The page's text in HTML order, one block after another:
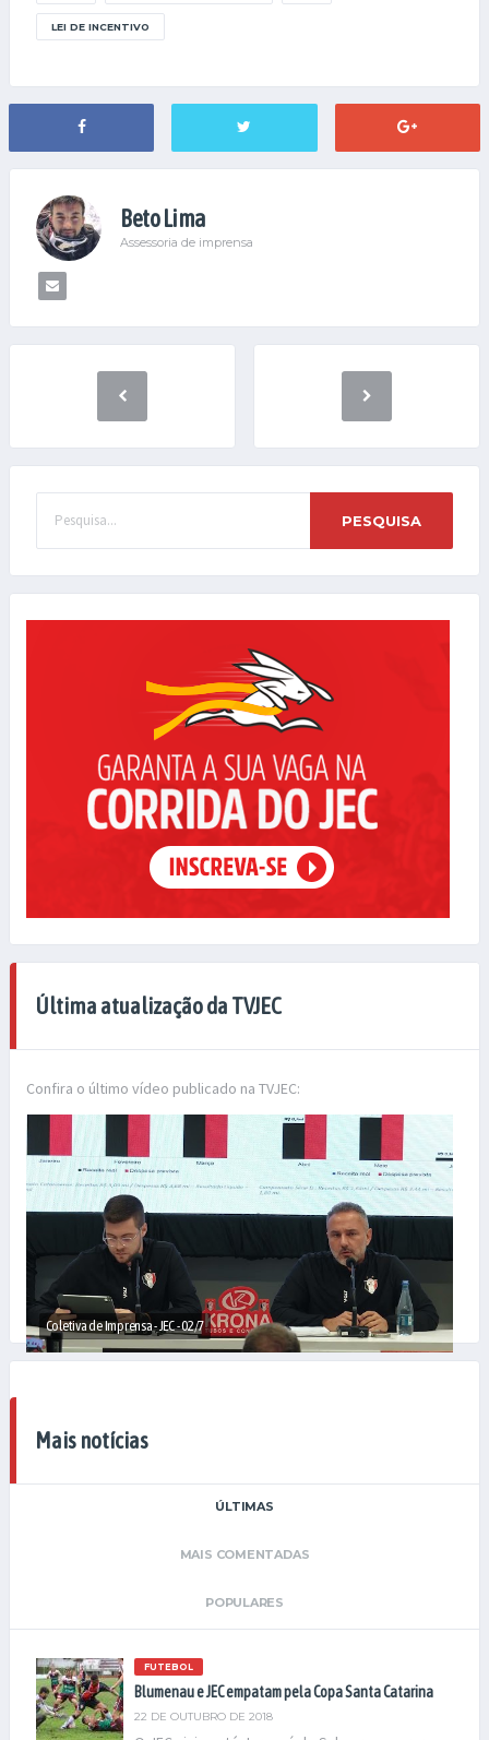
LEI DE INCENTIVO
Beto Lima
Assessoria de imprensa
PESQUISA
Última atualização da TVJEC
Confira o último vídeo publicado na TVJEC:
Coletiva de Imprensa - JEC - 02/7
Mais notícias
ÚLTIMAS
MAIS COMENTADAS
POPULARES
FUTEBOL
Blumenau e JEC empatam pela Copa Santa Catarina
22 DE OUTUBRO DE 2018